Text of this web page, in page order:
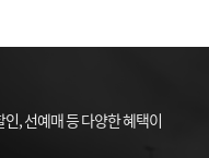
, 선예매 등 다양한 혜택이